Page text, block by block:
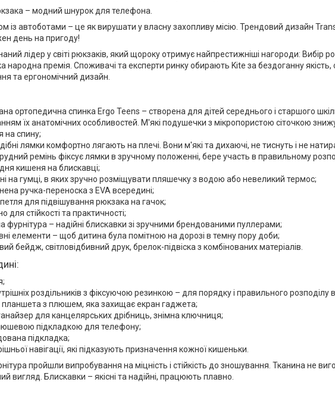
– модний шнурок для телефона.
із автоботами – це як вирушати у власну захопливу місію. Трендовий дизайн
день на пригоду!
лідер у світі рюкзаків, який щороку отримує найпрестижніші нагороди: Вибір
народна премія. Споживачі та експерти ринку обирають Kite за бездоганну якість,
та ергономічний дизайн.
ортопедична спинка Ergo Teens – створена для дітей середнього і старшого
їх анатомічних особливостей. М'які подушечки з мікропористою сіточкою
на спину;
лямки комфортно лягають на плечі. Вони м'які та дихаючі, не тиснуть і не
ремінь фіксує лямки в зручному положенні, бере участь в правильному
кишеня на блискавці;
на гумці, в яких зручно розміщувати пляшечку з водою або невеликий термос;
ручка-переноска з EVA всередині;
для підвішування рюкзака на гачок;
для стійкості та практичності;
фурнітура – надійні блискавки зі зручними брендованими пуллерами;
елементи – щоб дитина була помітною на дорозі в темну пору доби;
бейдж, світловідбивний друк, брелок-підвіска з комбінованих матеріалів.
роздільників з фіксуючою резинкою – для порядку і правильного розподілу
з плюшем, яка захищає екран гаджета;
для канцелярських дрібниць, знімна ключниця;
підкладкою для телефону;
підкладка;
навігації, які підказують призначення кожної кишеньки.
пройшли випробування на міцність і стійкість до зношування. Тканина не
вигляд. Блискавки – якісні та надійні, працюють плавно.